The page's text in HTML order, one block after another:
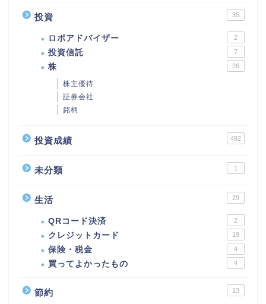
投資 35
ロボアドバイザー 2
投資信託 7
株 26
株主優待
証券会社
銘柄
投資成績 492
未分類 1
生活 29
QRコード決済 2
クレジットカード 19
保険・税金 4
買ってよかったもの 4
節約 13